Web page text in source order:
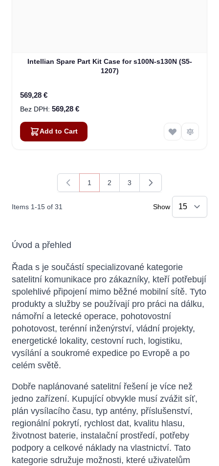
Intellian Spare Part Kit Case for s100N-s130N (S5-
1207)
569,28 €
569,28 €
Add to Cart
Items 1-15 of 31
You're currently reading page
1
Page
2
Page
3
Show
Úvod a přehled
Řada s je součástí specializované kategorie
satelitní komunikace pro zákazníky, kteří potřebují
spolehlivé připojení mimo běžné mobilní sítě. Tyto
produkty a služby se používají pro práci na dálku,
námořní a letecké operace, pohotovostní
pohotovost, terénní inženýrství, vládní projekty,
energetické lokality, cestovní ruch, logistiku,
vysílání a soukromé expedice po Evropě a po
celém světě.
Dobře naplánované satelitní řešení je více než
jedno zařízení. Kupující obvykle musí zvážit síť,
plán vysílacího času, typ antény, příslušenství,
regionální pokrytí, rychlost dat, kvalitu hlasu,
životnost baterie, instalační prostředí, potřeby
podpory a celkové náklady na vlastnictví. Tato
kategorie sdružuje možnosti, které uživatelům